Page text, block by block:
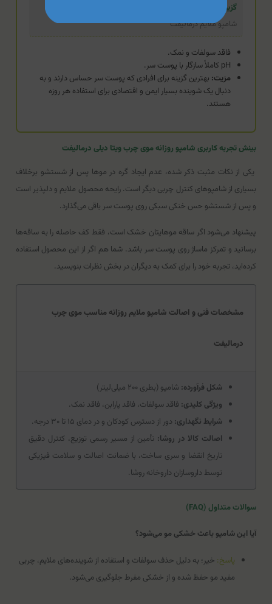
گزینه اقتصادی (محصول فعلی)
شامپو ملایم درمالیفت
فاقد سولفات و نمک.
pH کاملاً سازگار با پوست سر.
مزیت: بهترین گزینه برای افرادی که پوست سر حساس دارند و به
دنبال یک شوینده بسیار ایمن و اقتصادی برای استفاده هر روزه
هستند.
بینش تجربه کاربری شامپو روزانه موی چرب ویتا دیلی درمالیفت
یکی از نکات مثبت ذکر شده، عدم ایجاد گره در موها پس از شستشو برخلاف
بسیاری از شامپوهای کنترل چربی دیگر است. رایحه محصول ملایم و دلپذیر است
و پس از شستشو حس خنکی سبکی روی پوست سر باقی می‌گذارد.
پیشنهاد می‌شود اگر ساقه موهایتان خشک است، فقط کف حاصله را به ساقه‌ها
برسانید و تمرکز ماساژ روی پوست سر باشد. شما هم اگر از این محصول استفاده
کرده‌اید، تجربه خود را برای کمک به دیگران در بخش نظرات بنویسید.
مشخصات فنی و اصالت شامپو ملایم روزانه مناسب موی چرب
درمالیفت
شکل فرآورده:شامپو (بطری ۲۰۰ میلی‌لیتر)
ویژگی کلیدی: فاقد سولفات، فاقد پارابن، فاقد نمک.
شرایط نگهداری: دور از دسترس کودکان و در دمای ۱۵ تا ۳۰ درجه.
اصالت کالا در روشا: تأمین از مسیر رسمی توزیع، کنترل دقیق
تاریخ انقضا و سری ساخت، با ضمانت اصالت و سلامت فیزیکی
توسط داروسازان داروخانه روشا.
سوالات متداول (FAQ)
آیا این شامپو باعث خشکی مو می‌شود؟
پاسخ: خیر؛ به دلیل حذف سولفات و استفاده از شوینده‌های ملایم، چربی
مفید مو حفظ شده و از خشکی مفرط جلوگیری می‌شود.